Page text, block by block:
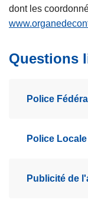
dont les
Questions
Police
Police Locale
Publicité de